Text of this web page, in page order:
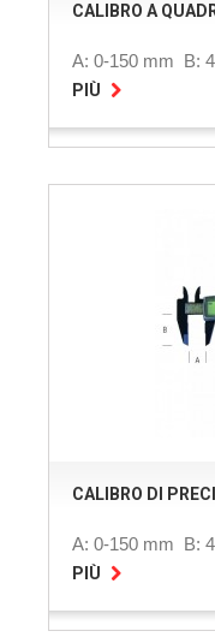
CALIBRO A
A: 0-150 mm B:
PIÙ
CALIBRO DI
A: 0-150 mm B:
PIÙ